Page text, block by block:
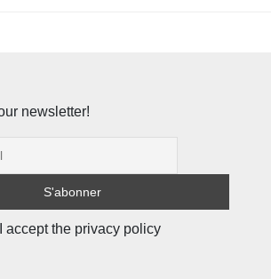
newsletter!
accept the privacy policy